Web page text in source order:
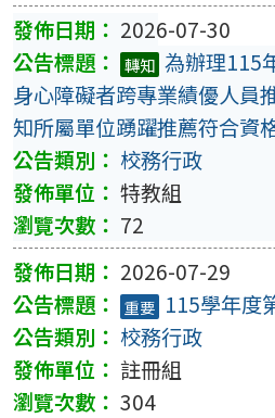
2026-07-30
轉知 為辦理115
身心障礙者跨專業績優人員
知所屬單位踴躍推薦符合資
校務行政
特教組
72
2026-07-29
重要 115學年度
校務行政
註冊組
304